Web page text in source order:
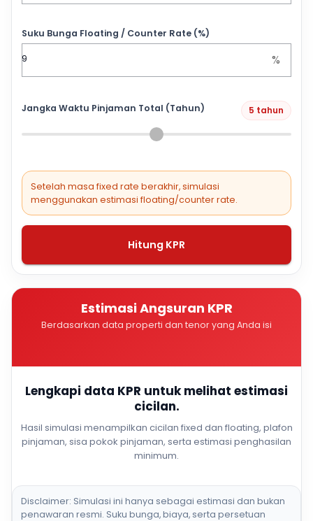
Suku Bunga Floating / Counter Rate (%)
%
Jangka Waktu Pinjaman Total (Tahun) 5 tahun
Setelah masa fixed rate berakhir, simulasi
menggunakan estimasi floating/counter rate.
Hitung KPR
Estimasi Angsuran KPR
Berdasarkan data properti dan tenor yang Anda isi
Lengkapi data KPR untuk melihat estimasi
cicilan.
Hasil simulasi menampilkan cicilan fixed dan floating, plafon
pinjaman, sisa pokok pinjaman, serta estimasi penghasilan
minimum.
Disclaimer: Simulasi ini hanya sebagai estimasi dan bukan
penawaran resmi. Suku bunga, biaya, serta persetuan